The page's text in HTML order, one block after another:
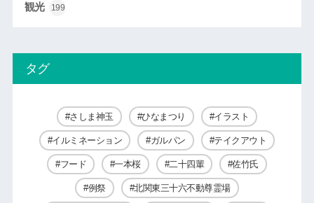
観光 199
タグ
さしま神玉 ひなまつり イラスト
イルミネーション ガルパン テイクアウト
フード 一本桜 二十四輩 佐竹氏
例祭 北関東三十六不動尊霊場